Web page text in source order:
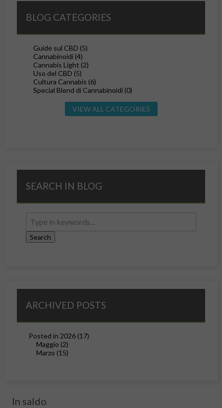
BLOG CATEGORIES
Guide sul CBD (5)
Cannabinoidi (4)
Cannabis Light (2)
Uso del CBD (5)
Cultura Cannabis (6)
Special Blend di Cannabinoidi (0)
VIEW ALL CATEGORIES
SEARCH IN BLOG
ARCHIVED POSTS
Posted in 2026 (17)
Maggio (2)
Marzo (15)
In saldo